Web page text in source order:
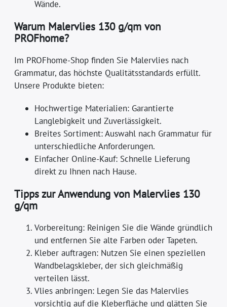
Wände.
Warum Malervlies 130 g/qm von
PROFhome?
Im PROFhome-Shop finden Sie Malervlies nach
Grammatur, das höchste Qualitätsstandards erfüllt.
Unsere Produkte bieten:
Hochwertige Materialien: Garantierte
Langlebigkeit und Zuverlässigkeit.
Breites Sortiment: Auswahl nach Grammatur für
unterschiedliche Anforderungen.
Einfacher Online-Kauf: Schnelle Lieferung
direkt zu Ihnen nach Hause.
Tipps zur Anwendung von Malervlies 130
g/qm
Vorbereitung: Reinigen Sie die Wände gründlich
und entfernen Sie alte Farben oder Tapeten.
Kleber auftragen: Nutzen Sie einen speziellen
Wandbelagskleber, der sich gleichmäßig
verteilen lässt.
Vlies anbringen: Legen Sie das Malervlies
vorsichtig auf die Kleberfläche und glätten Sie